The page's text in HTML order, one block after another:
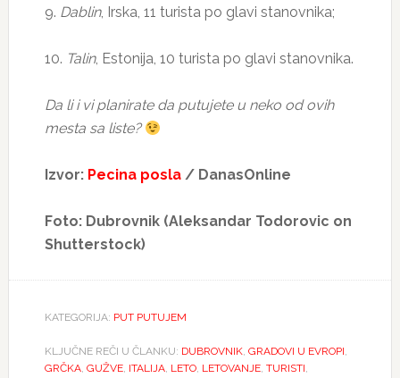
9. Dablin, Irska, 11 turista po glavi stanovnika;
10. Talin, Estonija, 10 turista po glavi stanovnika.
Da li i vi planirate da putujete u neko od ovih
mesta sa liste?
Izvor: Pecina posla/ DanasOnline
Foto: Dubrovnik (Aleksandar Todorovic on
Shutterstock)
KATEGORIJA: PUT PUTUJEM
KLJUČNE REČI U ČLANKU: DUBROVNIK, GRADOVI U EVROPI,
GRČKA, GUŽVE, ITALIJA, LETO, LETOVANJE, TURISTI,